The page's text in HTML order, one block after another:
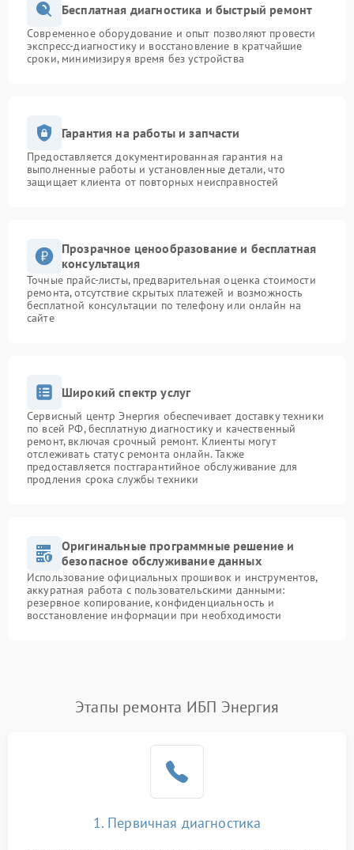
Бесплатная диагностика и быстрый ремонт
Современное оборудование и опыт позволяют провести
экспресс-диагностику и восстановление в кратчайшие
сроки, минимизируя время без устройства
Гарантия на работы и запчасти
Предоставляется документированная гарантия на
выполненные работы и установленные детали, что
защищает клиента от повторных неисправностей
Прозрачное ценообразование и бесплатная
консультация
Точные прайс-листы, предварительная оценка стоимости
ремонта, отсутствие скрытых платежей и возможность
бесплатной консультации по телефону или онлайн на
сайте
Широкий спектр услуг
Сервисный центр Энергия обеспечивает доставку техники
по всей РФ, бесплатную диагностику и качественный
ремонт, включая срочный ремонт. Клиенты могут
отслеживать статус ремонта онлайн. Также
предоставляется постгарантийное обслуживание для
продления срока службы техники
Оригинальные программные решение и
безопасное обслуживание данных
Использование официальных прошивок и инструментов,
аккуратная работа с пользовательскими данными:
резервное копирование, конфиденциальность и
восстановление информации при необходимости
Этапы ремонта ИБП Энергия
1. Первичная диагностика